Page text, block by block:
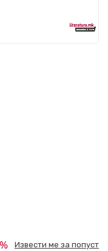
Извести ме за попуст